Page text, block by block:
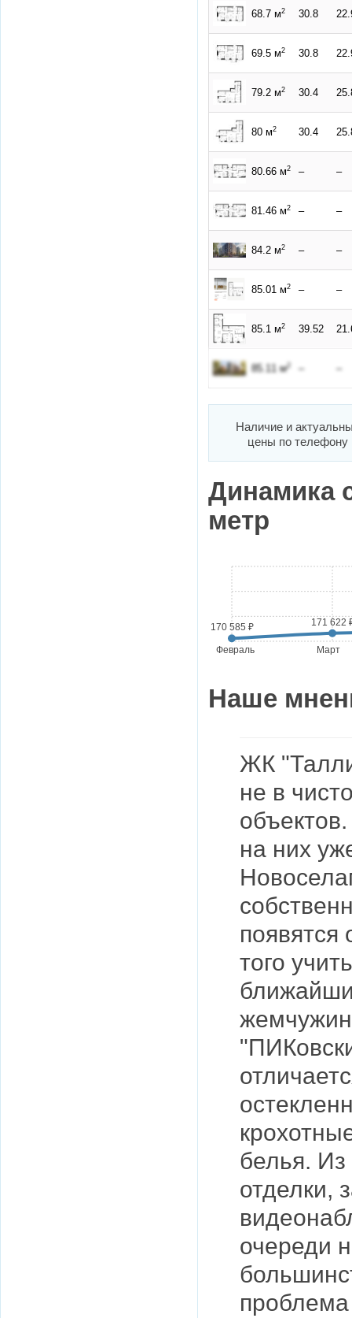
68.7 м2 30.8
69.5 м2 30.8
79.2 м2 30.4
80 м2 30.4
80.66 м2 – –
81.46 м2 – –
84.2 м2 – –
85.01 м2 – –
85.1 м2 39.52
85.11 м2 – –
Наличие и
цены по телефону
Динамика
метр
170 585 ₽ 171 622
Февраль Март
Наше
ЖК
не в
на них
появятся
того
белья.
отделки,
очереди
проблема